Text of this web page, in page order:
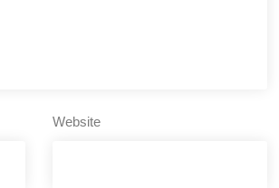
Website